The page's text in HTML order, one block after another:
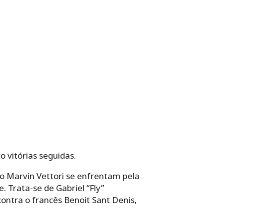
vitórias seguidas.
Marvin Vettori se enfrentam pela
Trata-se de Gabriel “Fly”
o francês Benoit Sant Denis,